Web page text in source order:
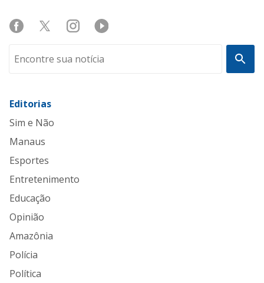
Editorias
Sim e Não
Manaus
Esportes
Entretenimento
Educação
Opinião
Amazônia
Polícia
Política